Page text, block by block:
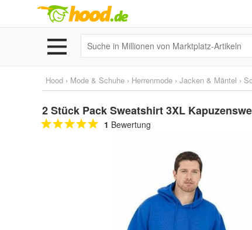
Hood › Mode & Schuhe › Herrenmode › Jacken & Mäntel ›
2 Stück Pack Sweatshirt 3XL
1 Bewertung